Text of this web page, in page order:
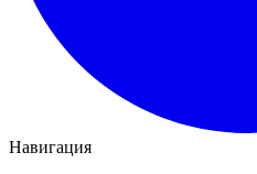
Навигация